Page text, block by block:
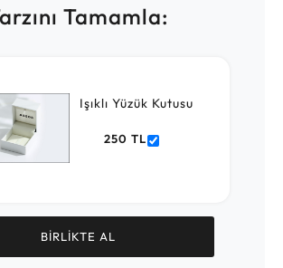
Tamamla:
Işıklı Yüzük Kutusu
250 TL
BİRLİKTE AL